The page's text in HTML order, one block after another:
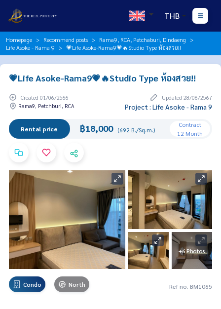
THB
Homepage Recommend posts
Rama9, RCA, Petchaburi, Dindaeng
Life Asoke - Rama 9
💗Life Asoke-Rama9💗🔥Studio Type ห้องสวย!!
💗Life Asoke-Rama9💗🔥Studio Type ห้องสวย!!
Created 01/06/2566
Updated 28/06/2567
Rama9, Petchburi, RCA
Project : Life Asoke - Rama 9
Rental price ฿18,000 (692 B./Sq.m.)
Contract
12 Month
+6 Photos
Condo North Ref no. BM1065